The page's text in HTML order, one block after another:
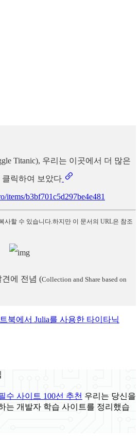
Titanic), 우리는 이곳에서 더 많은
릭하여 보았다
items/b3bf701c5d297be4e481
사할 수 있습니다.하지만 이 문서의 URL은 참조
에 전념 (Collection and Share based on
북에서 Julia를 사용한 타이타닉
수 사이트 100선 추천 우리는 당신을
는 개발자 학습 사이트를 정리했습